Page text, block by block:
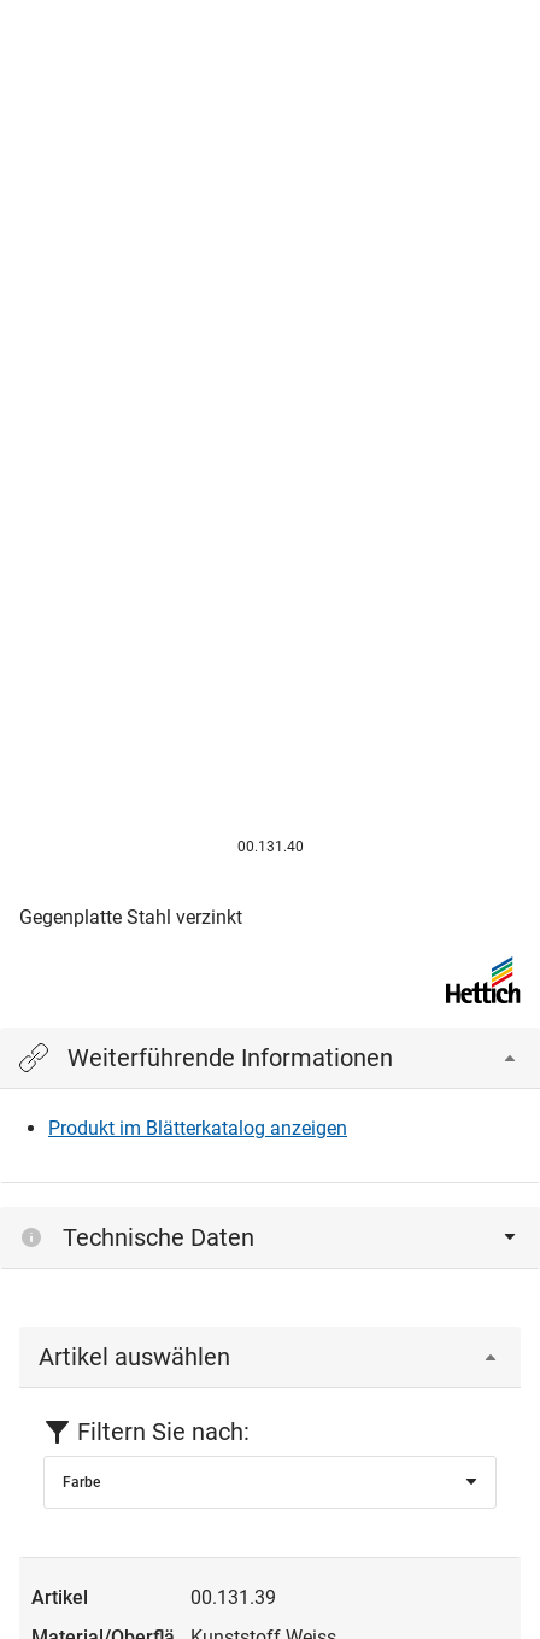
00.131.40
Gegenplatte Stahl verzinkt
Weiterführende Informationen
Produkt im Blätterkatalog anzeigen
Technische Daten
Artikel auswählen
Filtern Sie nach:
Farbe
00.131.39